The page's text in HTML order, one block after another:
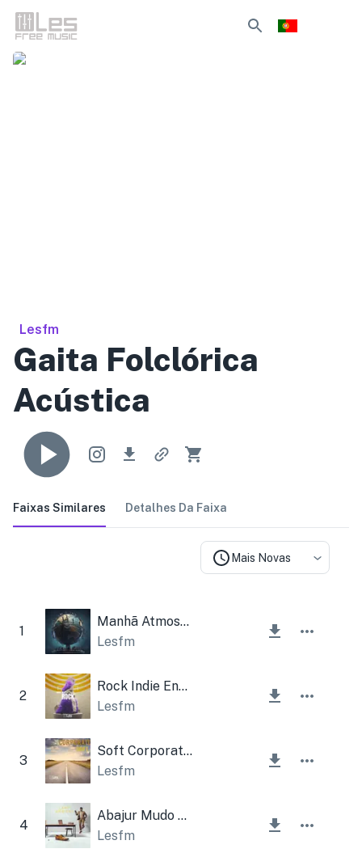
Lesfm
Gaita Folclórica
Acústica
Faixas Similares Detalhes Da Faixa
Mais Novas
1
Manhã Atmosférica Corporativa
Lesfm
2
Rock Indie Energético
Lesfm
3
Soft Corporativo
Lesfm
4
Abajur Mudo Guitarra Corporativo
Lesfm